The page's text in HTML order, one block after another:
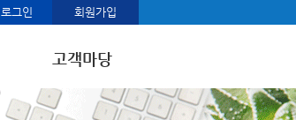
로그인 회원가입
고객마당